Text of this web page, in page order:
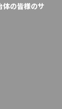
体の皆様のサ